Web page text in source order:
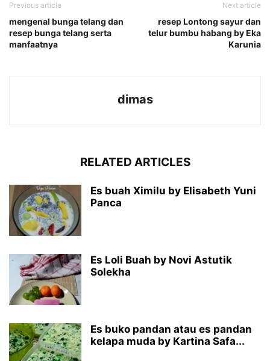
Previous article
mengenal bunga telang dan
resep bunga telang serta
manfaatnya
Next article
resep Lontong sayur dan
telur bumbu habang by Eka
Karunia
dimas
RELATED ARTICLES
Es buah Ximilu by Elisabeth Yuni
Panca
Es Loli Buah by Novi Astutik
Solekha
Es buko pandan atau es pandan
kelapa muda by Kartina Safa...